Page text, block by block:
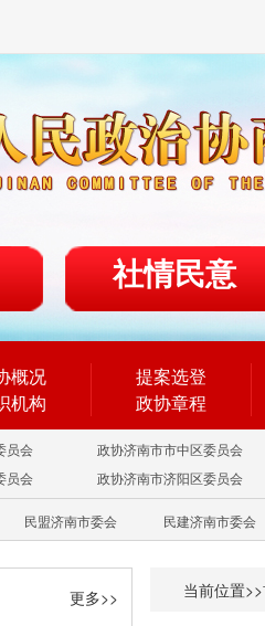
社情民意
概况
机构
提案选登
政协章程
员会
政协济南市市中区委员会
员会
政协济南市济阳区委员会
民盟济南市委会 民建济南市委会
更多>>
当前位置>>